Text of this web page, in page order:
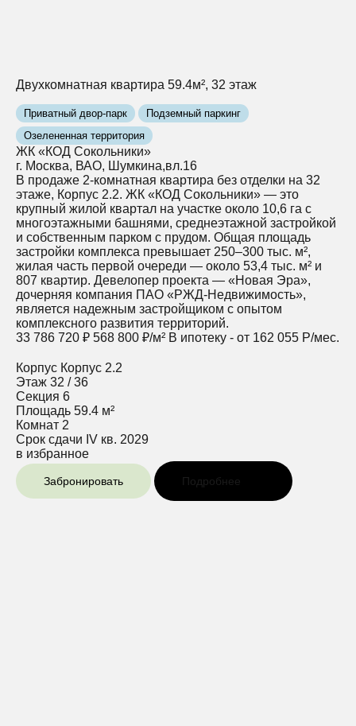
Двухкомнатная квартира 59.4м², 32 этаж
Приватный двор-парк
Подземный паркинг
Озелененная территория
ЖК «КОД Сокольники»
г. Москва, ВАО, Шумкина,вл.16
В продаже 2-комнатная квартира без отделки на 32
этаже, Корпус 2.2. ЖК «КОД Сокольники» — это
крупный жилой квартал на участке около 10,6 га с
многоэтажными башнями, среднеэтажной застройкой
и собственным парком с прудом. Общая площадь
застройки комплекса превышает 250–300 тыс. м²,
жилая часть первой очереди — около 53,4 тыс. м² и
807 квартир. Девелопер проекта — «Новая Эра»,
дочерняя компания ПАО «РЖД‑Недвижимость»,
является надежным застройщиком с опытом
комплексного развития территорий.
33 786 720 ₽ 568 800 ₽/м² В ипотеку - от 162 055 Р/мес.
Корпус Корпус 2.2
Этаж 32 / 36
Секция 6
Площадь 59.4 м²
Комнат 2
Срок сдачи IV кв. 2029
в избранное
Забронировать Подробнее